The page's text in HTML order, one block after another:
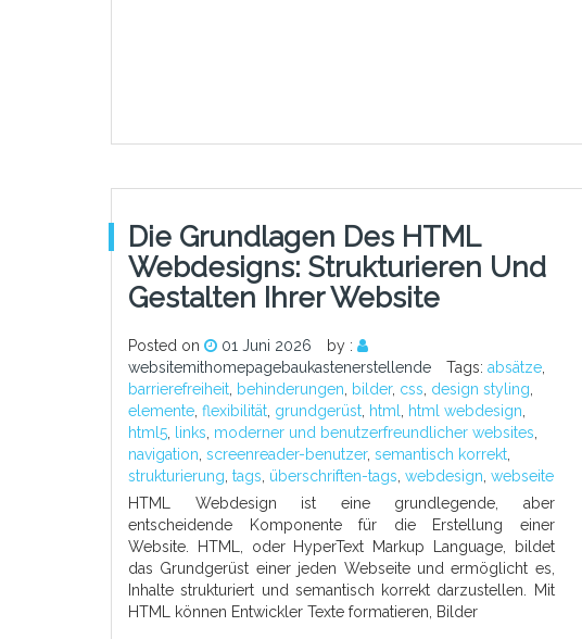
Die Grundlagen Des HTML
Webdesigns: Strukturieren Und
Gestalten Ihrer Website
Posted on 01 Juni 2026
by :
websitemithomepagebaukastenerstellende
Tags: absätze
barrierefreiheit behinderungen bilder, css design styling
elemente flexibilität grundgerüst html html webdesign
html5
links moderner und benutzerfreundlicher websites
navigation screenreader-benutzer, semantisch korrekt
strukturierung tags überschriften-tags webdesign webseite
HTML Webdesign ist eine grundlegende, aber
entscheidende Komponente für die Erstellung einer
Website. HTML, oder HyperText Markup Language, bildet
das Grundgerüst einer jeden Webseite und ermöglicht es,
Inhalte strukturiert und semantisch korrekt darzustellen. Mit
HTML können Entwickler Texte formatieren, Bilder